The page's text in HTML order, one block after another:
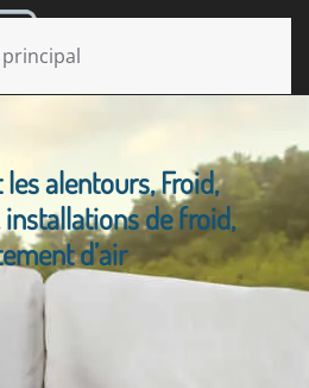
alentours, Froid,
de froid,
d’air